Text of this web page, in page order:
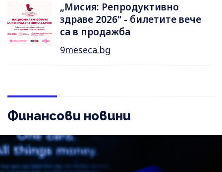
„Мисия: Репродуктивно
здраве 2026“ - билетите вече
са в продажба
9meseca.bg
Финансови новини